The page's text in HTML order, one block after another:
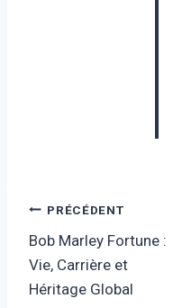
Navigation
de
l’article
PRÉCÉDENT
Bob Marley Fortune :
Vie, Carrière et
Héritage Global